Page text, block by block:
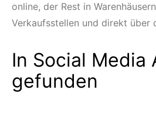
online, der Rest in
Verkaufsstellen und direkt über
In Social Media
gefunden